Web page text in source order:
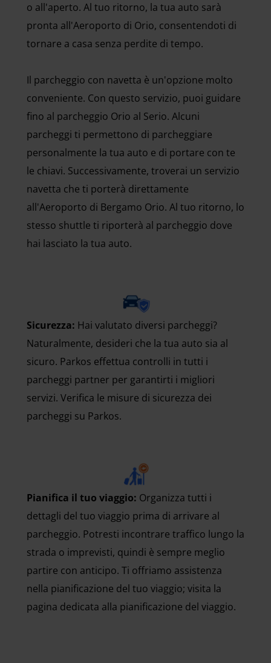
o all'aperto. Al tuo ritorno, la tua auto sarà
pronta all'Aeroporto di Orio, consentendoti di
tornare a casa senza perdite di tempo.
Il parcheggio con navetta è un'opzione molto
conveniente. Con questo servizio, puoi guidare
fino al parcheggio Orio al Serio. Alcuni
parcheggi ti permettono di parcheggiare
personalmente la tua auto e di portare con te
le chiavi. Successivamente, troverai un servizio
navetta che ti porterà direttamente
all'Aeroporto di Bergamo Orio. Al tuo ritorno, lo
stesso shuttle ti riporterà al parcheggio dove
hai lasciato la tua auto.
Sicurezza: Hai valutato diversi parcheggi?
Naturalmente, desideri che la tua auto sia al
sicuro. Parkos effettua controlli in tutti i
parcheggi partner per garantirti i migliori
servizi. Verifica le misure di sicurezza dei
parcheggi su Parkos.
Pianifica il tuo viaggio: Organizza tutti i
dettagli del tuo viaggio prima di arrivare al
parcheggio. Potresti incontrare traffico lungo la
strada o imprevisti, quindi è sempre meglio
partire con anticipo. Ti offriamo assistenza
nella pianificazione del tuo viaggio; visita la
pagina dedicata alla pianificazione del viaggio.